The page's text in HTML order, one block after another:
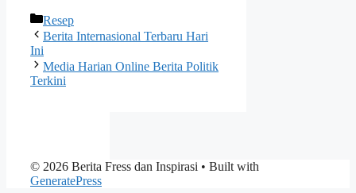
Categories
Resep
Berita Internasional Terbaru Hari
Ini
Media Harian Online Berita Politik
Terkini
© 2026 Berita Fress dan Inspirasi • Built with
GeneratePress